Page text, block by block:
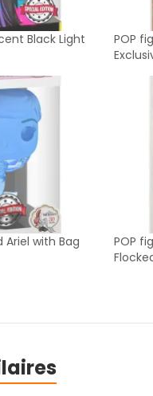
Black Light
POP
Ariel with Bag
POP